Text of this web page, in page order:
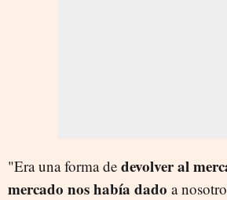
"Era una forma de devolver al
mercado nos había dado a